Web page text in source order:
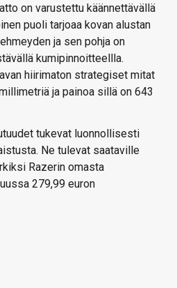
on varustettu käännettävällä
puoli tarjoaa kovan alustan
ja sen pohja on
kumipinnoitteellla.
hiirimaton strategiset mitat
ja painoa sillä on 643
tukevat luonnollisesti
Ne tulevat saataville
Razerin omasta
279,99 euron